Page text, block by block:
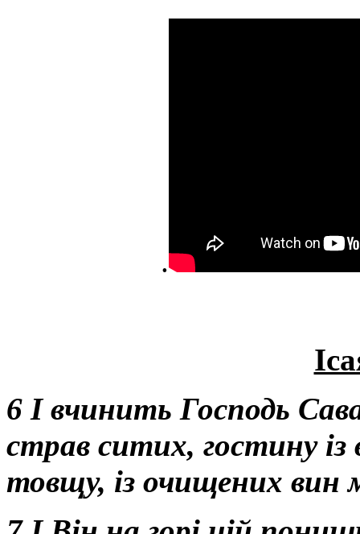
.
6 І вчинить Господь
страв ситих, гостину із
товщу, із очищених вин